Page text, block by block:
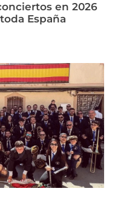
en 2026
España